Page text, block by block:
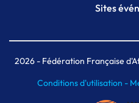
Sites
Meeting de
MAIF
2026- Fédération Française
Conditions d'utilisation -